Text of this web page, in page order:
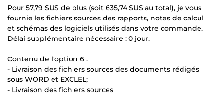
Pour 57,79 $US de plus (soit 635,74 $US au total), je vous
fournie les fichiers sources des rapports, notes de calcul
et schémas des logiciels utilisés dans votre commande.
Délai supplémentaire nécessaire : 0 jour.
Contenu de l'option 6 :
- Livraison des fichiers sources des documents rédigés
sous WORD et EXCLEL;
- Livraison des fichiers sources